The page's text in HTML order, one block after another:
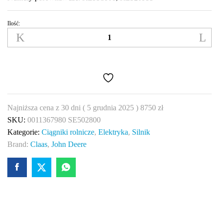
Sterownik
silnika
SE502800
0011367980
quantity
Ilość:
Najniższa cena z 30 dni ( 5 grudnia 2025 ) 8750 zł
SKU: 0011367980 SE502800
Kategorie: Ciągniki rolnicze, Elektryka, Silnik
Brand: Claas, John Deere